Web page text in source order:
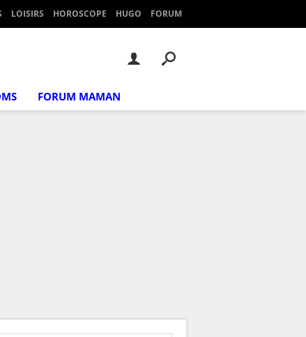
LOISIRS HOROSCOPE HUGO FORUM
FORUM MAMAN